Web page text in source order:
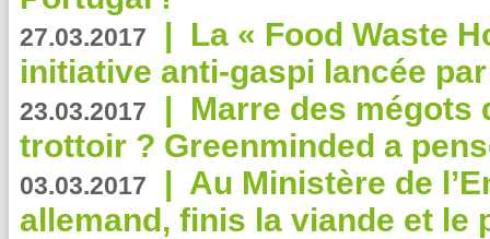
27.03.2017 | La « Food Waste
initiative anti-gaspi lancée
23.03.2017 | Marre des mégots
trottoir ? Greenminded a
03.03.2017 | Au Ministère de
allemand, finis la viande et le